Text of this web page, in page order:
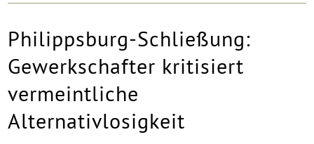
Philippsburg-Schließung:
Gewerkschafter kritisiert
vermeintliche
Alternativlosigkeit